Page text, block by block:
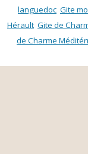
languedoc Gite
Hérault Gite de
de Charme